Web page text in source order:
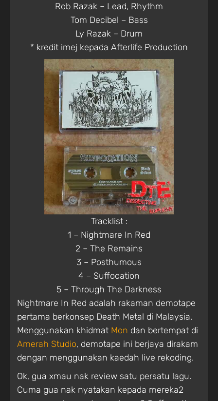
Rob Razak – Lead, Rhythm
Tom Decibel – Bass
Ly Razak – Drum
* kredit imej kepada Afterlife Production
Tracklist :
1 – Nightmare In Red
2 – The Remains
3 – Posthumous
4 – Suffocation
5 – Through The Darkness
Nightmare In Red adalah rakaman demotape
pertama berkonsep Death Metal di Malaysia.
Menggunakan khidmat Mon dan bertempat di
Amerah Studio, demotape ini berjaya dirakam
dengan menggunakan kaedah live rekoding.
Ok, gua xmau nak review satu persatu lagu.
Cuma gua nak nyatakan kepada mereka2